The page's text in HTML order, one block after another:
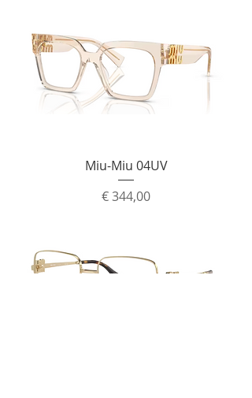
Miu-Miu 04UV
Prijs
€ 344,00